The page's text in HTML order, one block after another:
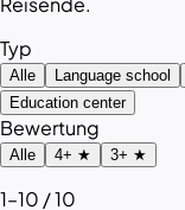
Typ
Alle Language school
Education center
Bewertung
Alle 4+ ★ 3+ ★
1–10 / 10